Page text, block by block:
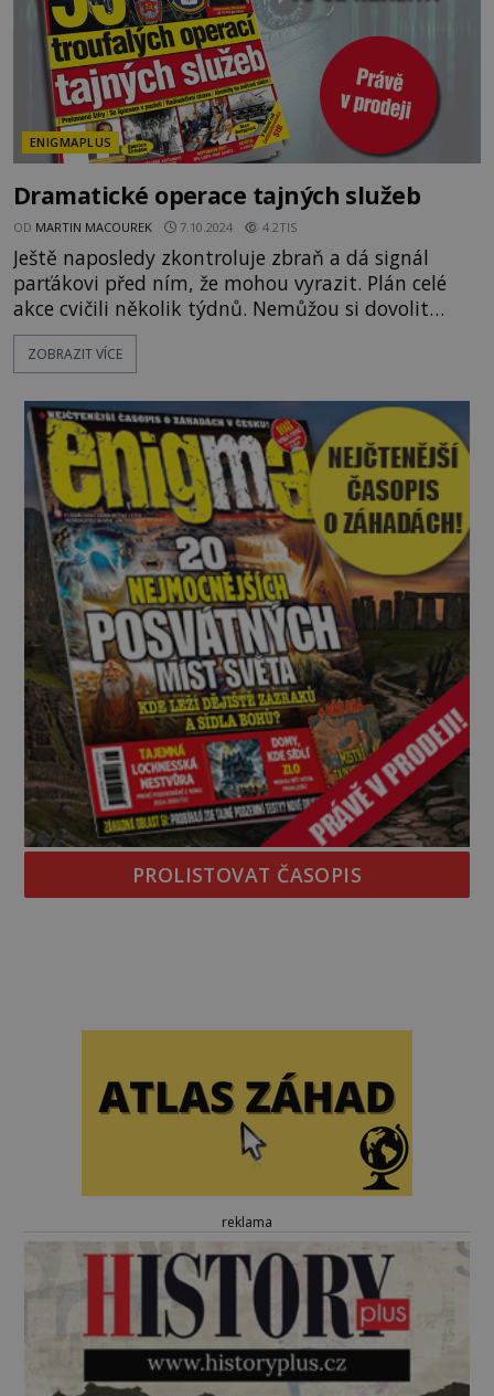
ENIGMAPLUS
Dramatické operace tajných služeb
OD MARTIN MACOUREK 7.10.2024 4.2TIS
Ještě naposledy zkontroluje zbraň a dá signál
parťákovi před ním, že mohou vyrazit. Plán celé
akce cvičili několik týdnů. Nemůžou si dovolit
sebemenší chybičku, jinak vše přijde vniveč. A
hlavně, pověst jejich tajné služby se otřese v
Speciál zažijete pořádně horké chvilky. Na paškál
jsme si totiž vzali operace tajných služeb, kde není
o drama, akc
ZOBRAZIT VÍCE
PROLISTOVAT ČASOPIS
reklama